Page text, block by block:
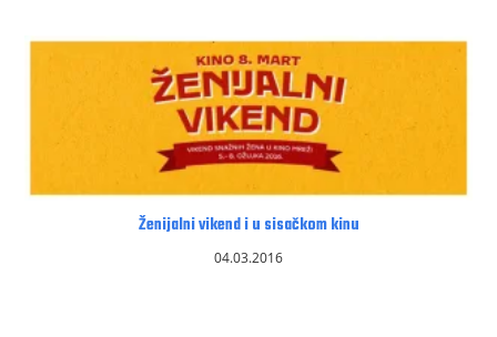
Ženijalni vikend i u sisačkom kinu
04.03.2016